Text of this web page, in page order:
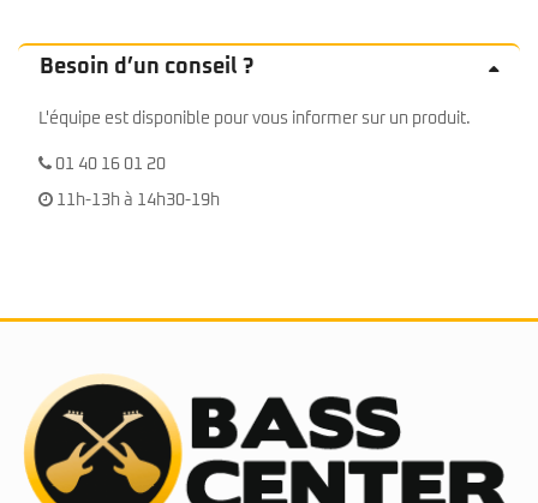
Besoin d’un conseil ?
L'équipe est disponible pour vous informer sur un produit.
01 40 16 01 20
11h-13h à 14h30-19h